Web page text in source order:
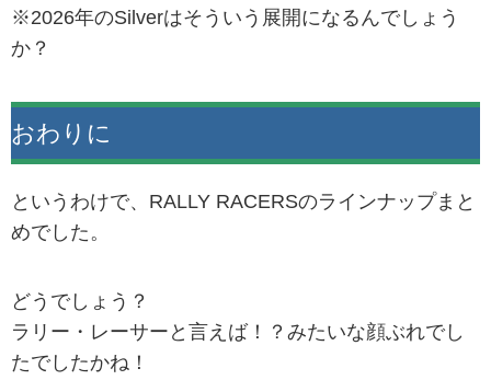
※2026年のSilverはそういう展開になるんでしょう
か？
おわりに
というわけで、RALLY RACERSのラインナップまと
めでした。
どうでしょう？
ラリー・レーサーと言えば！？みたいな顔ぶれでし
たでしたかね！